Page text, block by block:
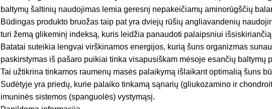
baltymų šaltinių naudojimas lemia geresnį nepakeičiamų aminorūgščių
Būdingas produkto bruožas taip pat yra dviejų rūšių angliavandenių
turi žemą glikeminį indeksą, kuris leidžia panaudoti palaipsniui
Batatai suteikia lengvai virškinamos energijos, kurią šuns organizmas
paskirstymas iš pašaro puikiai tinka visapusiškam mėsoje esančių baltymų
Tai užtikrina tinkamos raumenų masės palaikymą išlaikant optimalią šuns
Sudėtyje yra priedų, kurie palaiko tinkamą sąnarių (gliukozamino ir
imuninės sistemos (spanguolės) vystymąsį.